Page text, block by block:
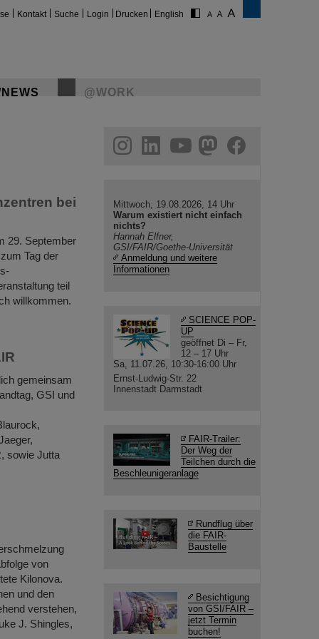
Kontakt Suche Login Drucken English
@WORK
bei
29. September
Tag der
teil
willkommen.
gemeinsam
GSI und
sowie Jutta
von
Kilonova.
und den
verstehen,
J. Shingles,
helmholtz.social
facebook
Mittwoch, 19.08.2026, 14 Uhr
Warum existiert nicht einfach
nichts?
Hannah Elfner,
GSI/FAIR/Goethe-Universität
Anmeldung und weitere
Informationen
SCIENCE POP-
UP
geöffnet Di – Fr,
12 – 17 Uhr
Sa, 11.07.26, 10:30-16:00 Uhr
Ernst-Ludwig-Str. 22
Innenstadt Darmstadt
FAIR-Trailer:
Der Weg der
Teilchen durch die
Beschleunigeranlage
Rundflug über
die FAIR-
Baustelle
Besichtigung
von GSI/FAIR –
jetzt Termin
buchen!